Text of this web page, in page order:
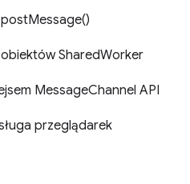
SharedWorker
MessageChannel API
przeglądarek